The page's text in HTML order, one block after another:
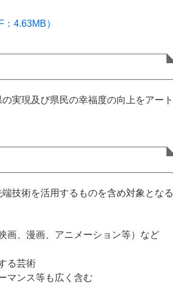
4.63MB）
実現及び県民の幸福度の向上をアート
技術を活用するものを含め対象となる
画、漫画、アニメーション等）など
る芸術
マンス等も広く含む